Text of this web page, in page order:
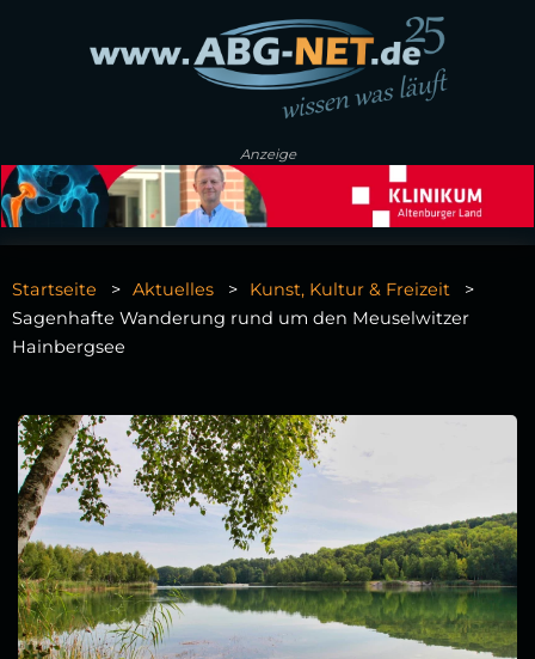
Anzeige
Startseite Aktuelles
Kunst, Kultur & Freizeit
Sagenhafte Wanderung rund um den Meuselwitzer
Hainbergsee